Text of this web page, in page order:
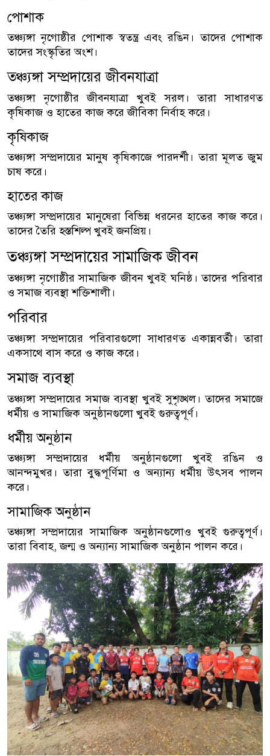
পোশাক
তঞ্চ্যঙ্গা নৃগোষ্ঠীর পোশাক স্বতন্ত্র এবং রঙিন। তাদের পোশাক
তাদের সংস্কৃতির অংশ।
তঞ্চ্যঙ্গা সম্প্রদায়ের জীবনযাত্রা
তঞ্চ্যঙ্গা নৃগোষ্ঠীর জীবনযাত্রা খুবই সরল। তারা সাধারণত
কৃষিকাজ ও হাতের কাজ করে জীবিকা নির্বাহ করে।
কৃষিকাজ
তঞ্চ্যঙ্গা সম্প্রদায়ের মানুষ কৃষিকাজে পারদর্শী। তারা মূলত জুম
চাষ করে।
হাতের কাজ
তঞ্চ্যঙ্গা সম্প্রদায়ের মানুষেরা বিভিন্ন ধরনের হাতের কাজ করে।
তাদের তৈরি হস্তশিল্প খুবই জনপ্রিয়।
তঞ্চ্যঙ্গা সম্প্রদায়ের সামাজিক জীবন
তঞ্চ্যঙ্গা নৃগোষ্ঠীর সামাজিক জীবন খুবই ঘনিষ্ঠ। তাদের পরিবার
ও সমাজ ব্যবস্থা শক্তিশালী।
পরিবার
তঞ্চ্যঙ্গা সম্প্রদায়ের পরিবারগুলো সাধারণত একান্নবর্তী। তারা
একসাথে বাস করে ও কাজ করে।
সমাজ ব্যবস্থা
তঞ্চ্যঙ্গা সম্প্রদায়ের সমাজ ব্যবস্থা খুবই সুশৃঙ্খল। তাদের সমাজে
ধর্মীয় ও সামাজিক অনুষ্ঠানগুলো খুবই গুরুত্বপূর্ণ।
ধর্মীয় অনুষ্ঠান
তঞ্চ্যঙ্গা সম্প্রদায়ের ধর্মীয় অনুষ্ঠানগুলো খুবই রঙিন ও
আনন্দমুখর। তারা বুদ্ধপূর্ণিমা ও অন্যান্য ধর্মীয় উৎসব পালন
করে।
সামাজিক অনুষ্ঠান
তঞ্চ্যঙ্গা সম্প্রদায়ের সামাজিক অনুষ্ঠানগুলোও খুবই গুরুত্বপূর্ণ।
তারা বিবাহ, জন্ম ও অন্যান্য সামাজিক অনুষ্ঠান পালন করে।